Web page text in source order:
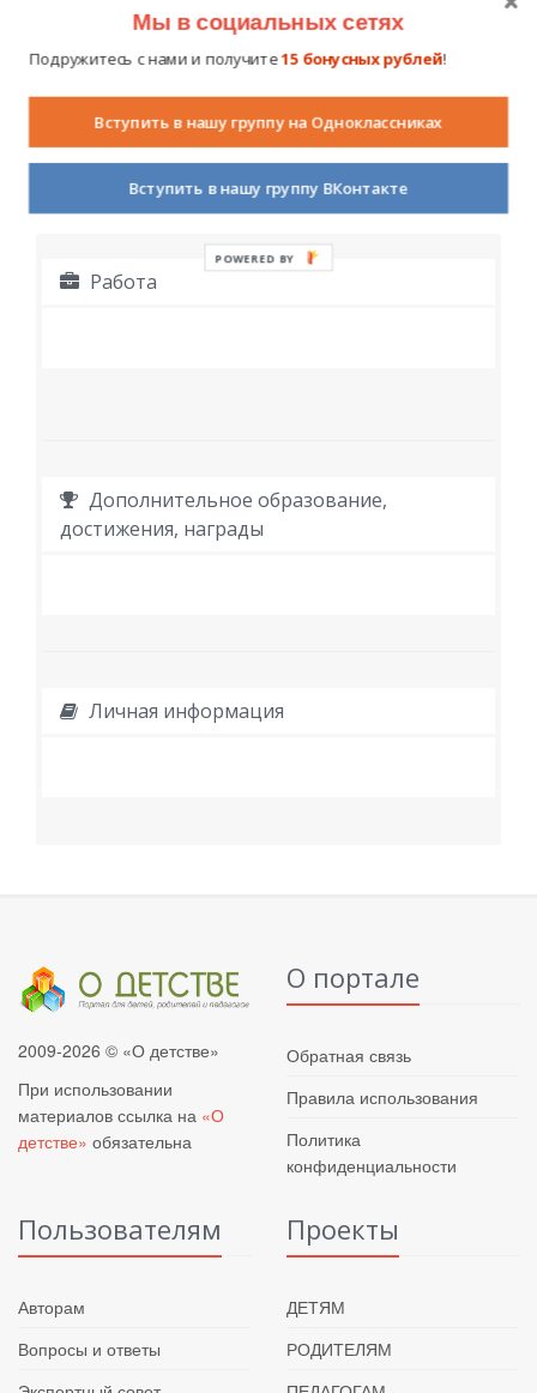
Образование
Работа
Дополнительное образование,
достижения, награды
Личная информация
2009-2026 © «О детстве»
При использовании
материалов ссылка на «О
детстве» обязательна
О портале
Обратная связь
Правила использования
Политика
конфиденциальности
Пользователям
Авторам
Вопросы и ответы
Проекты
ДЕТЯМ
РОДИТЕЛЯМ
Мы в социальных сетях
Подружитесь с нами и получите15 бонусных рублей!
Вступить в нашу группу на Одноклассниках
Вступить в нашу группу ВКонтакте
POWERED BY